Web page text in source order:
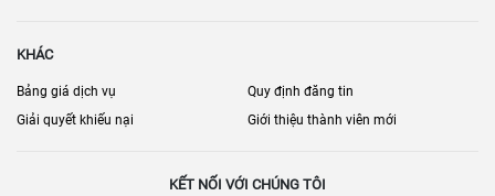
KHÁC
Bảng giá dịch vụ
Quy định đăng tin
Giải quyết khiếu nại
Giới thiệu thành viên mới
KẾT NỐI VỚI CHÚNG TÔI